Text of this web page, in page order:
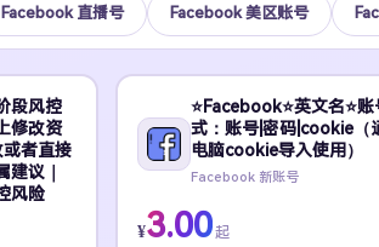
Facebook 直播号 Facebook 美区账号
段风控
修改资
者直接
建议｜
风险
⭐Facebook⭐英文名⭐账
式：账号|密码|cookie（
电脑cookie导入使用）
Facebook 新账号
¥3.00起